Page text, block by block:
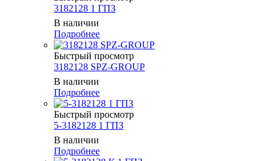
3182128 1 ГПЗ
В наличии
Подробнее
Быстрый просмотр
3182128 SPZ-GROUP
В наличии
Подробнее
Быстрый просмотр
5-3182128 1 ГПЗ
В наличии
Подробнее